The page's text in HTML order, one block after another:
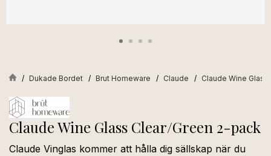
Dukade Bordet Brut Homeware Claude Claude Wine
Claude Wine Glass Clear/Green 2-pack
Claude Vinglas kommer att hålla dig sällskap när du